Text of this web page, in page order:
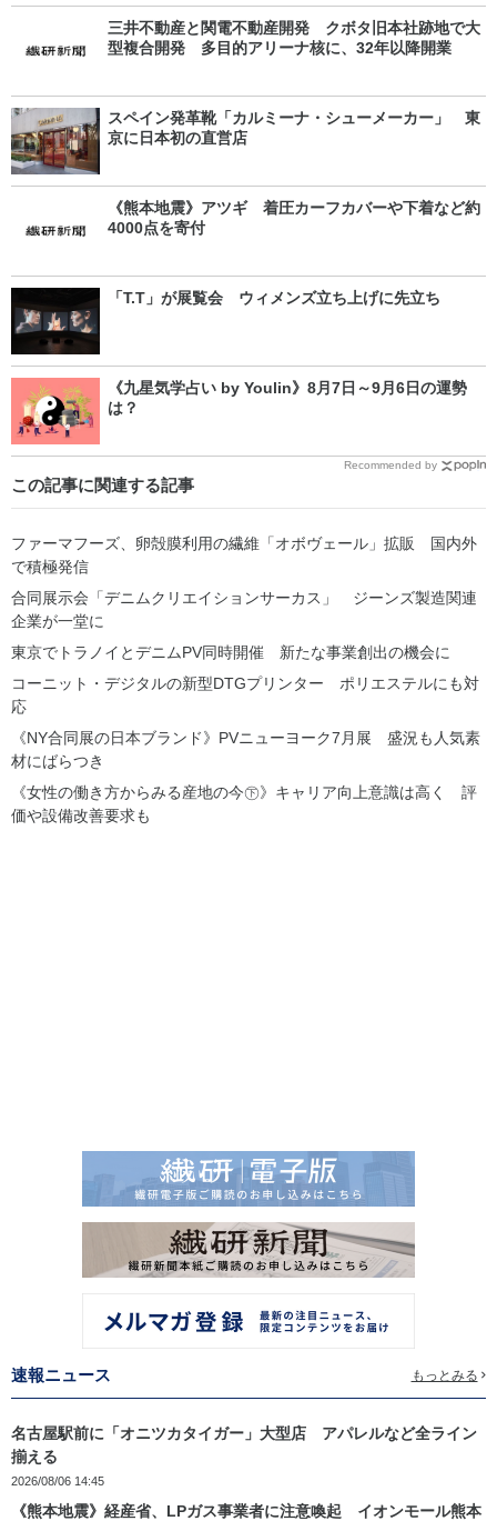
三井不動産と関電不動産開発 クボタ旧本社跡地で大
型複合開発 多目的アリーナ核に、32年以降開業
スペイン発革靴「カルミーナ・シューメーカー」 東
京に日本初の直営店
《熊本地震》アツギ 着圧カーフカバーや下着など約
4000点を寄付
「T.T」が展覧会 ウィメンズ立ち上げに先立ち
《九星気学占い by Youlin》8月7日～9月6日の運勢
は？
Recommended by
この記事に関連する記事
ファーマフーズ、卵殻膜利用の繊維「オボヴェール」拡販 国内外
で積極発信
合同展示会「デニムクリエイションサーカス」 ジーンズ製造関連
企業が一堂に
東京でトラノイとデニムPV同時開催 新たな事業創出の機会に
コーニット・デジタルの新型DTGプリンター ポリエステルにも対
応
《NY合同展の日本ブランド》PVニューヨーク7月展 盛況も人気素
材にばらつき
《女性の働き方からみる産地の今㊦》キャリア向上意識は高く 評
価や設備改善要求も
速報ニュース もっとみる
名古屋駅前に「オニツカタイガー」大型店 アパレルなど全ライン
揃える
2026/08/06 14:45
《熊本地震》経産省、LPガス事業者に注意喚起 イオンモール熊本